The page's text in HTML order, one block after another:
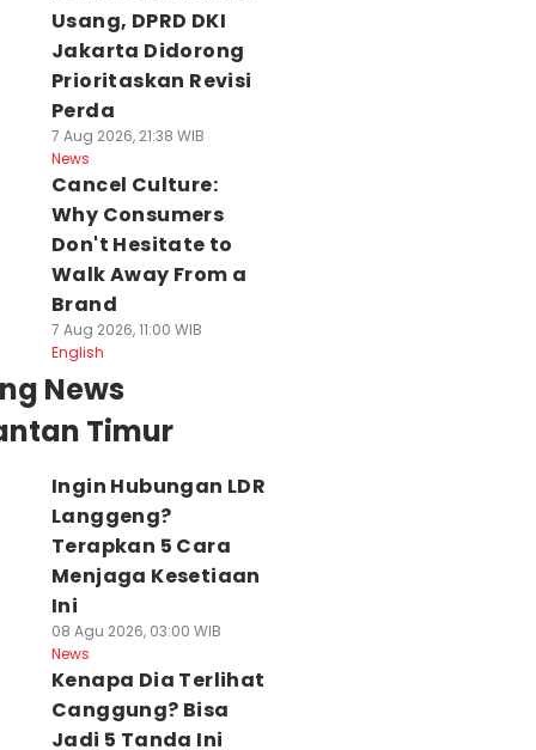
Usang, DPRD DKI
Jakarta Didorong
Prioritaskan Revisi
Perda
7 Aug 2026, 21:38 WIB
News
Cancel Culture:
Why Consumers
Don't Hesitate to
Walk Away From a
Brand
7 Aug 2026, 11:00 WIB
English
News
Timur
Ingin Hubungan LDR
Langgeng?
Terapkan 5 Cara
Menjaga Kesetiaan
Ini
08 Agu 2026, 03:00 WIB
News
Kenapa Dia Terlihat
Canggung? Bisa
Jadi 5 Tanda Ini